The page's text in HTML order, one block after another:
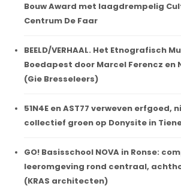
Bouw Award met laagdrempelig
Centrum De Faar
BEELD/VERHAAL. Het Etnografisch
Boedapest door Marcel Ferencz en
(Gie Bresseleers)
51N4E en AST77 verweven erfgoed,
collectief groen op Donysite in
GO! Basisschool NOVA in Ronse:
leeromgeving rond centraal,
(KRAS architecten)